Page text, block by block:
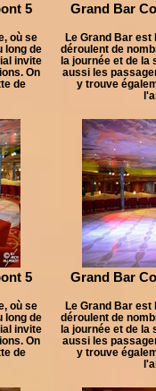
5
où se
long de
invite
On
de
Grand Bar
Le Grand Bar est
déroulent de
la journée et de la
aussi les
y trouve
5
où se
long de
invite
On
de
Grand Bar
Le Grand Bar est
déroulent de
la journée et de la
aussi les
y trouve